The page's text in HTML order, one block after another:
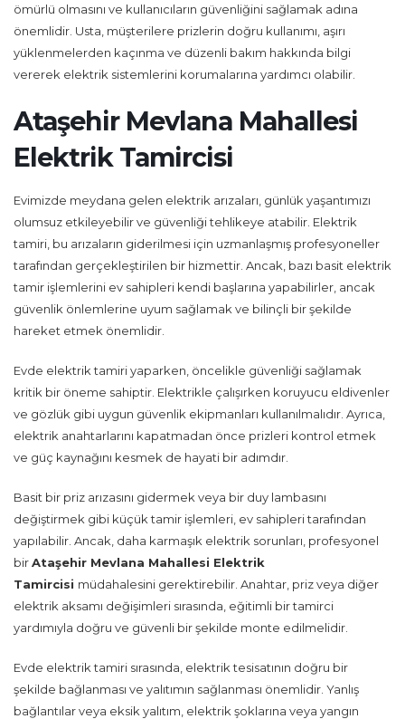
ömürlü olmasını ve kullanıcıların güvenliğini sağlamak adına
önemlidir. Usta, müşterilere prizlerin doğru kullanımı, aşırı
yüklenmelerden kaçınma ve düzenli bakım hakkında bilgi
vererek elektrik sistemlerini korumalarına yardımcı olabilir.
Ataşehir Mevlana Mahallesi
Elektrik Tamircisi
Evimizde meydana gelen elektrik arızaları, günlük yaşantımızı
olumsuz etkileyebilir ve güvenliği tehlikeye atabilir. Elektrik
tamiri, bu arızaların giderilmesi için uzmanlaşmış profesyoneller
tarafından gerçekleştirilen bir hizmettir. Ancak, bazı basit elektrik
tamir işlemlerini ev sahipleri kendi başlarına yapabilirler, ancak
güvenlik önlemlerine uyum sağlamak ve bilinçli bir şekilde
hareket etmek önemlidir.
Evde elektrik tamiri yaparken, öncelikle güvenliği sağlamak
kritik bir öneme sahiptir. Elektrikle çalışırken koruyucu eldivenler
ve gözlük gibi uygun güvenlik ekipmanları kullanılmalıdır. Ayrıca,
elektrik anahtarlarını kapatmadan önce prizleri kontrol etmek
ve güç kaynağını kesmek de hayati bir adımdır.
Basit bir priz arızasını gidermek veya bir duy lambasını
değiştirmek gibi küçük tamir işlemleri, ev sahipleri tarafından
yapılabilir. Ancak, daha karmaşık elektrik sorunları, profesyonel
birAtaşehir Mevlana Mahallesi Elektrik
Tamircisi müdahalesini gerektirebilir. Anahtar, priz veya diğer
elektrik aksamı değişimleri sırasında, eğitimli bir tamirci
yardımıyla doğru ve güvenli bir şekilde monte edilmelidir.
Evde elektrik tamiri sırasında, elektrik tesisatının doğru bir
şekilde bağlanması ve yalıtımın sağlanması önemlidir. Yanlış
bağlantılar veya eksik yalıtım, elektrik şoklarına veya yangın